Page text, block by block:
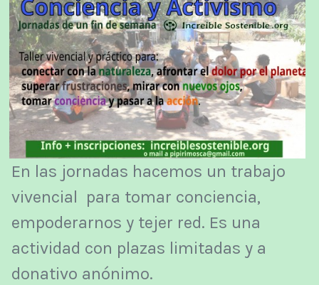
En las jornadas hacemos un trabajo
vivencial para tomar conciencia,
empoderarnos y tejer red. Es una
actividad con plazas limitadas y a
donativo anónimo.